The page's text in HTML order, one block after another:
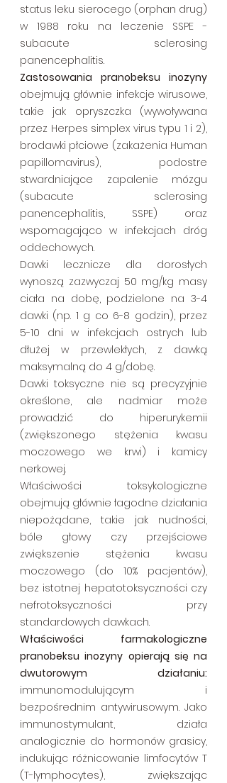
status leku sierocego (orphan drug)
w 1988 roku na leczenie SSPE -
subacute sclerosing
panencephalitis.
Zastosowania pranobeksu inozyny
obejmują głównie infekcje wirusowe,
takie jak opryszczka (wywoływana
przez Herpes simplex virus typu 1 i 2),
brodawki płciowe (zakażenia Human
papillomavirus), podostre
stwardniające zapalenie mózgu
(subacute sclerosing
panencephalitis, SSPE) oraz
wspomagająco w infekcjach dróg
oddechowych.
Dawki lecznicze dla dorosłych
wynoszą zazwyczaj 50 mg/kg masy
ciała na dobę, podzielone na 3-4
dawki (np. 1 g co 6-8 godzin), przez
5-10 dni w infekcjach ostrych lub
dłużej w przewlekłych, z dawką
maksymalną do 4 g/dobę.
Dawki toksyczne nie są precyzyjnie
określone, ale nadmiar może
prowadzić do hiperurykemii
(zwiększonego stężenia kwasu
moczowego we krwi) i kamicy
nerkowej.
Właściwości toksykologiczne
obejmują głównie łagodne działania
niepożądane, takie jak nudności,
bóle głowy czy przejściowe
zwiększenie stężenia kwasu
moczowego (do 10% pacjentów),
bez istotnej hepatotoksyczności czy
nefrotoksyczności przy
standardowych dawkach.
Właściwości farmakologiczne
pranobeksu inozyny opierają się na
immunomodulującym i
bezpośrednim antywirusowym. Jako
immunostymulant, działa
analogicznie do hormonów grasicy,
indukując różnicowanie limfocytów T
(T-lymphocytes), zwiększając